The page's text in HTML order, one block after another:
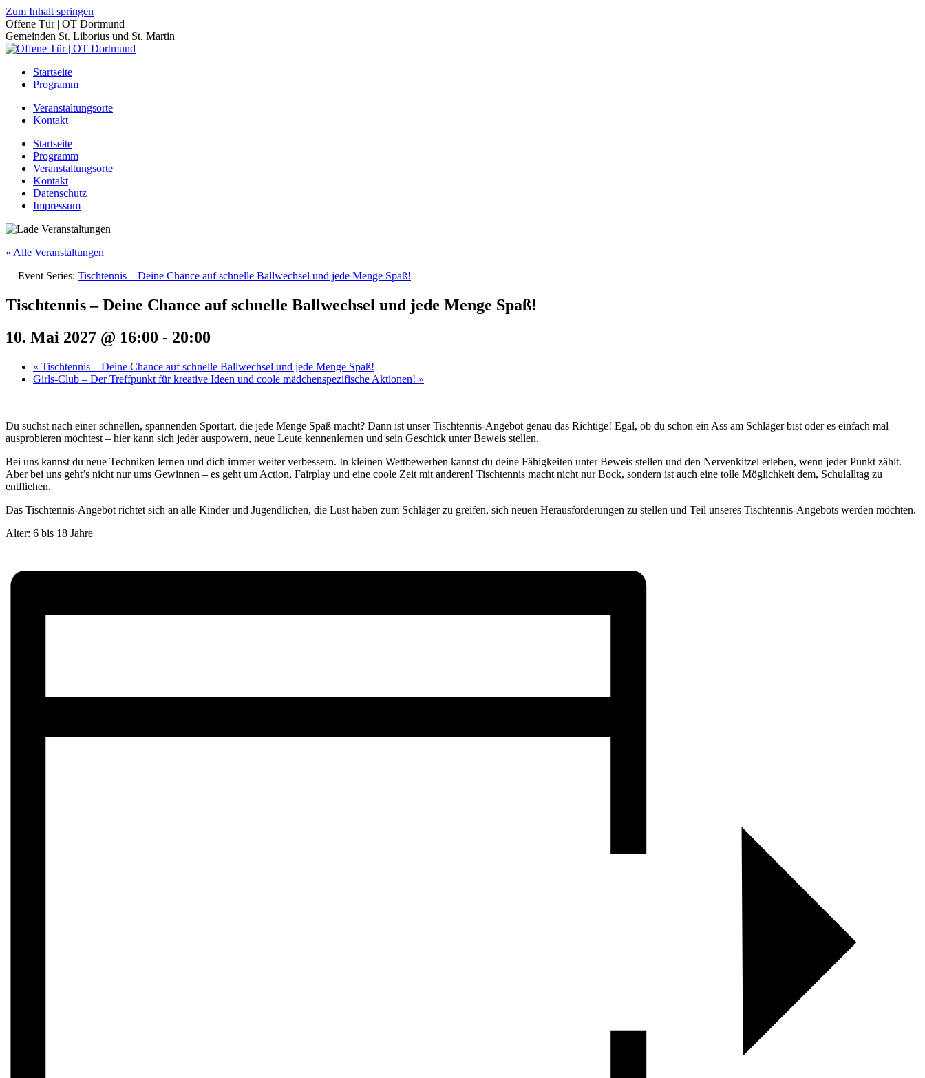
Zum Inhalt springen
Offene Tür | OT Dortmund
Gemeinden St. Liborius und St. Martin
Startseite
Programm
Veranstaltungsorte
Kontakt
Startseite
Programm
Veranstaltungsorte
Kontakt
Datenschutz
Impressum
« Alle Veranstaltungen
Event Series: Tischtennis – Deine Chance auf schnelle Ballwechsel und jede Menge Spaß!
Tischtennis – Deine Chance auf schnelle Ballwechsel und jede Menge Spaß!
10. Mai 2027 @ 16:00 - 20:00
« Tischtennis – Deine Chance auf schnelle Ballwechsel und jede Menge Spaß!
Girls-Club – Der Treffpunkt für kreative Ideen und coole mädchenspezifische Aktionen! »
Du suchst nach einer schnellen, spannenden Sportart, die jede Menge Spaß macht? Dann ist unser Tischtennis-Angebot genau das Richtige! Egal, ob du schon ein Ass am Schläger bist oder es einfach mal
ausprobieren möchtest – hier kann sich jeder auspowern, neue Leute kennenlernen und sein Geschick unter Beweis stellen.
Bei uns kannst du neue Techniken lernen und dich immer weiter verbessern. In kleinen Wettbewerben kannst du deine Fähigkeiten unter Beweis stellen und den Nervenkitzel erleben, wenn jeder Punkt zählt.
Aber bei uns geht’s nicht nur ums Gewinnen – es geht um Action, Fairplay und eine coole Zeit mit anderen! Tischtennis macht nicht nur Bock, sondern ist auch eine tolle Möglichkeit dem, Schulalltag zu
entfliehen.
Das Tischtennis-Angebot richtet sich an alle Kinder und Jugendlichen, die Lust haben zum Schläger zu greifen, sich neuen Herausforderungen zu stellen und Teil unseres Tischtennis-Angebots werden möchten.
Alter: 6 bis 18 Jahre